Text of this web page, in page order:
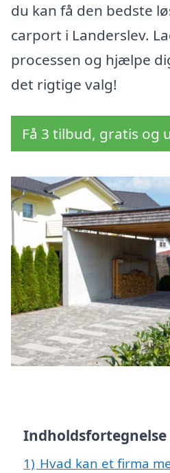
du kan få den bedste
carport i Landerslev.
processen og hjælpe
det rigtige valg!
Få 3 tilbud, gratis og
Indholdsfortegnelse
1) Hvad kan et firma